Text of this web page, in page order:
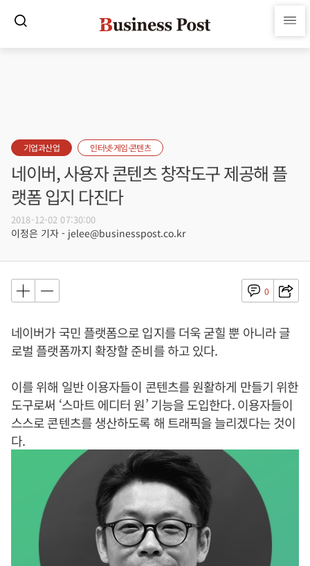
기업과산업 인터넷·게임·콘텐츠
네이버, 사용자 콘텐츠 창작도구 제공해 플
랫폼 입지 다진다
2018-12-02 07:30:00
이정은 기자 - jelee@businesspost.co.kr
0
네이버가 국민 플랫폼으로 입지를 더욱 굳힐 뿐 아니라 글
로벌 플랫폼까지 확장할 준비를 하고 있다.
이를 위해 일반 이용자들이 콘텐츠를 원활하게 만들기 위한
도구로써 ‘스마트 에디터 원’ 기능을 도입한다. 이용자들이
스스로 콘텐츠를 생산하도록 해 트래픽을 늘리겠다는 것이
다.